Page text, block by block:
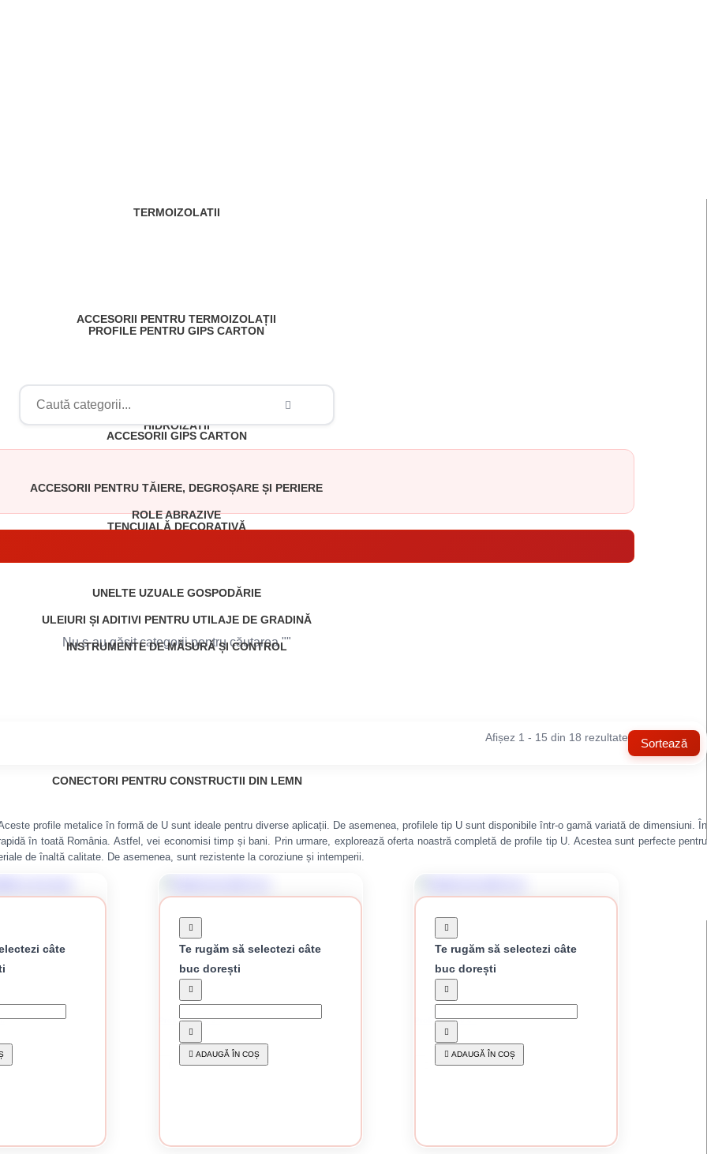
TERMOIZOLATII
ACCESORII PENTRU TERMOIZOLAȚII
HIDROIZATII
PROFILE PENTRU GIPS CARTON
PLĂCI GIPS CARTON
ACCESORII GIPS CARTON
TENCUIALĂ DECORATIVĂ
ORGANE DE ASAMBLARE ȘI FERONERIE
CONECTORI PENTRU CONSTRUCTII DIN LEMN
ACCESORII PENTRU GĂURIRE
ACCESORII PENTRU TĂIERE, DEGROȘARE ȘI PERIERE
ROLE ABRAZIVE
UNELTE UZUALE GOSPODĂRIE
ULEIURI ȘI ADITIVI PENTRU UTILAJE DE GRADINĂ
INSTRUMENTE DE MĂSURĂ ȘI CONTROL
Nu s-au găsit categorii pentru căutarea ""
Afișez 1 - 15 din 18 rezultate Sortează
profile metalice în formă de U sunt ideale pentru diverse aplicații. De asemenea, profilele tip U sunt disponibile într-o gamă variată de dimensiuni. În
în toată România. Astfel, vei economisi timp și bani. Prin urmare, explorează oferta noastră completă de profile tip U. Acestea sunt perfecte pentru
de înaltă calitate. De asemenea, sunt rezistente la coroziune și intemperii.
câte
Profil UA 100 3 m
82.84 lei / buc
CUMPĂRĂ
Te rugăm să selectezi câte
buc dorești
ADAUGĂ ÎN COȘ
Profil UA 100 4 m
111.96 lei / buc
CUMPĂRĂ
Te rugăm să selectezi câte
buc dorești
ADAUGĂ ÎN COȘ